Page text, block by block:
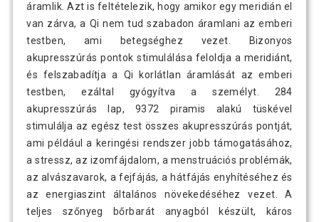
áramlik. Azt is feltételezik, hogy amikor egy meridián el
van zárva, a Qi nem tud szabadon áramlani az emberi
testben, ami betegséghez vezet. Bizonyos
akupresszúrás pontok stimulálása feloldja a meridiánt,
és felszabadítja a Qi korlátlan áramlását az emberi
testben, ezáltal gyógyítva a személyt. 284
akupresszúrás lap, 9372 piramis alakú tüskével
stimulálja az egész test összes akupresszúrás pontját,
ami például a keringési rendszer jobb támogatásához,
a stressz, az izomfájdalom, a menstruációs problémák,
az alvászavarok, a fejfájás, a hátfájás enyhítéséhez és
az energiaszint általános növekedéséhez vezet. A
teljes szőnyeg bőrbarát anyagból készült, káros